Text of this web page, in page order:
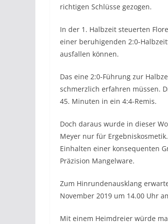
richtigen Schlüsse gezogen.
In der 1. Halbzeit steuerten
einer beruhigenden 2:0-
ausfallen können.
Das eine 2:0-Führung zur
schmerzlich erfahren müssen.
45. Minuten in ein 4:4-Remis.
Doch daraus wurde in dieser
Meyer nur für
Einhalten einer konsequenten
Präzision Mangelware.
Zum Hinrundenausklang
November 2019 um 14.00 Uhr
Mit einem Heimdreier würde